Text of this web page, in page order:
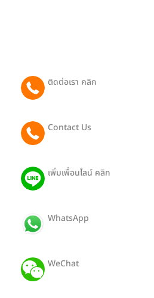
ติดต่อเรา คลิก
Contact Us
เพิ่มเพื่อนไลน์ คลิก
WhatsApp
WeChat